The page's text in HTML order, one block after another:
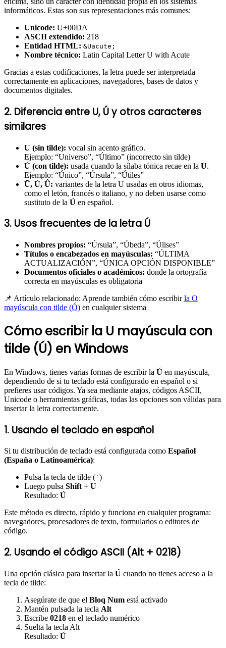
informáticos. Estas son sus representaciones más comunes:
Unicode: U+00DA
ASCII extendido: 218
Entidad HTML: &Uacute;
Nombre técnico: Latin Capital Letter U with Acute
Gracias a estas codificaciones, la letra puede ser interpretada
correctamente en aplicaciones, navegadores, bases de datos y
documentos digitales.
2. Diferencia entre U, Ú y otros caracteres
similares
U (sin tilde): vocal sin acento gráfico.
Ejemplo: “Universo”, “Último” (incorrecto sin tilde)
Ú (con tilde): usada cuando la sílaba tónica recae en la U.
Ejemplo: “Único”, “Úrsula”, “Útiles”
Ū, Ù, Û: variantes de la letra U usadas en otros idiomas,
como el letón, francés o italiano, y no deben usarse como
sustituto de la Ú en español.
3. Usos frecuentes de la letra Ú
Nombres propios: “Úrsula”, “Úbeda”, “Úlises”
Títulos o encabezados en mayúsculas: “ÚLTIMA
ACTUALIZACIÓN”, “ÚNICA OPCIÓN DISPONIBLE”
Documentos oficiales o académicos: donde la ortografía
correcta en mayúsculas es obligatoria
📌 Artículo relacionado: Aprende también cómo escribirla O
mayúscula con tilde (Ó) en cualquier sistema
Cómo escribir la U mayúscula con
tilde (Ú) en Windows
En Windows, tienes varias formas de escribir la Ú en mayúscula,
dependiendo de si tu teclado está configurado en español o si
prefieres usar códigos. Ya sea mediante atajos, códigos ASCII,
Unicode o herramientas gráficas, todas las opciones son válidas para
insertar la letra correctamente.
1. Usando el teclado en español
Si tu distribución de teclado está configurada como Español
(España o Latinoamérica):
Pulsa la tecla de tilde ( ´)
Luego pulsa Shift + U
Resultado: Ú
Este método es directo, rápido y funciona en cualquier programa:
navegadores, procesadores de texto, formularios o editores de
código.
2. Usando el código ASCII (Alt + 0218)
Una opción clásica para insertar la Ú cuando no tienes acceso a la
tecla de tilde:
Asegúrate de que el Bloq Num está activado
Mantén pulsada la tecla Alt
Escribe 0218 en el teclado numérico
Suelta la tecla Alt
Resultado: Ú